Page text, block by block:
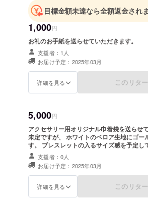
目標金額未達なら全額返金され
1,000円
お礼のお手紙を送らせていただきます。
支援者：1人
お届け予定：2025年03月
詳細を見る このリタ
5,000円
アクセサリー用オリジナル巾着袋を送らせていただ
未定ですが、 ホワイトのベロア生地にゴー
す。 ブレスレットの入るサイズ感を予定し
支援者：0人
お届け予定：2025年03月
詳細を見る このリタ